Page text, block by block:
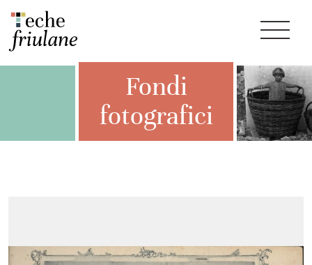
Fondi
fotografici